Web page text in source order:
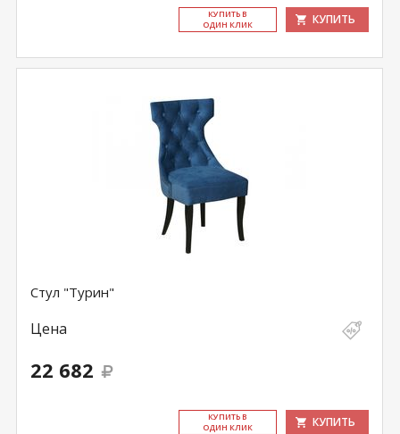
КУ­ПИТЬ В
ОДИН КЛИК
КУПИТЬ
Стул "Турин"
Цена
22 682
КУ­ПИТЬ В
ОДИН КЛИК
КУПИТЬ